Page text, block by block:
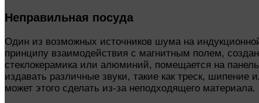
Неправильная посуда
Один из возможных источников шума на
принципу взаимодействия с магнитным полем,
стеклокерамика или алюминий, помещается на
издавать различные звуки, такие как треск,
может этого сделать из-за неподходящего материала.